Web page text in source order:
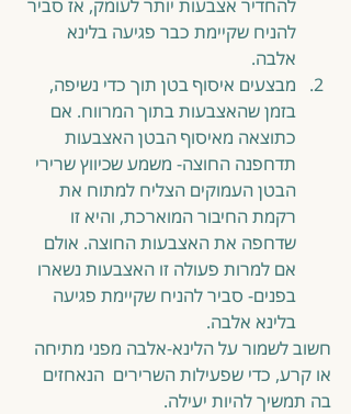
להחדיר אצבעות יותר לעומק, אז סביר
להניח שקיימת כבר פגיעה בלינא
אלבה.
מבצעים איסוף בטן תוך כדי נשיפה,
בזמן שהאצבעות בתוך המרווח. אם
כתוצאה מאיסוף הבטן האצבעות
תדחפנה החוצה- משמע שכיווץ שרירי
הבטן העמוקים הצליח למתוח את
רקמת החיבור המוארכת, והיא זו
שדחפה את האצבעות החוצה. אולם
אם למרות פעולה זו האצבעות נשארו
בפנים- סביר להניח שקיימת פגיעה
בלינא אלבה.
חשוב לשמור על הלינא-אלבה מפני מתיחה
או קרע, כדי שפעילות השרירים  הנאחזים
בה תמשיך להיות יעילה.